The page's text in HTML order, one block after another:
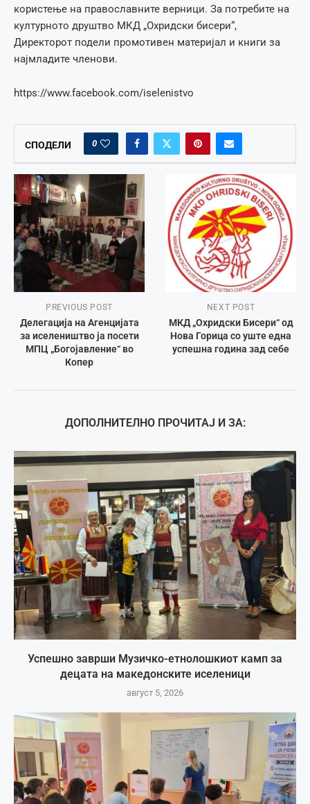
користење на православните верници. За потребите на
културното друштво МКД „Охридски бисери“,
Директорот подели промотивен материјал и книги за
најмладите членови.
https://www.facebook.com/iselenistvo
СПОДЕЛИ 0
PREVIOUS POST
Делегација на Агенцијата
за иселеништво ја посети
МПЦ „Богојавление“ во
Копер
NEXT POST
МКД „Охридски Бисери“ од
Нова Горица со уште една
успешна година зад себе
ДОПОЛНИТЕЛНО ПРОЧИТАЈ И ЗА:
Успешно заврши Музичко-етнолошкиот камп за
децата на македонските иселеници
август 5, 2026